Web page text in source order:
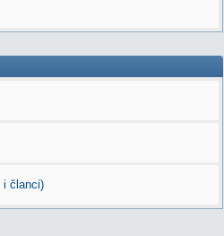
i članci)